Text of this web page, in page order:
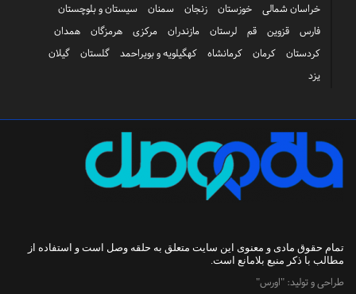
خراسان شمالی
خوزستان زنجان سمنان
سیستان و بلوچستان
فارس
قزوین قم لرستان مازندران مرکزی هرمزگان
همدان
کردستان
کرمان کرمانشاه کهگیلویه و بویراحمد گلستان
گیلان
یزد
تمام حقوق مادی و معنوی این سایت متعلق به حلقه وصل است و استفاده از
مطالب با ذکر منبع بلامانع است.
طراحی و تولید: "اورس"